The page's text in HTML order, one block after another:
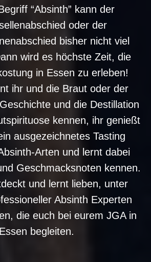
“Absinth” kann der
oder der
bisher nicht viel
wird es höchste Zeit, die
in Essen zu erleben!
ihr und die Braut oder der
und die Destillation
kennen, ihr genießt
ausgezeichnetes Tasting
Arten und lernt dabei
Geschmacksnoten kennen.
und lernt lieben, unter
Absinth Experten
die euch bei eurem JGA in
Essen begleiten.